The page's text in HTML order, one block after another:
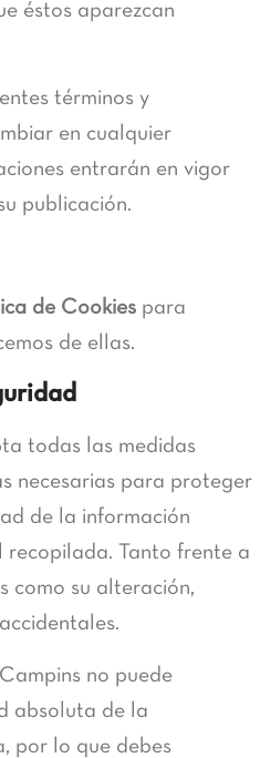
éstos aparezcan
términos y
en cualquier
entrarán en vigor
publicación.
de Cookies para
de ellas.
todas las medidas
necesarias para proteger
de la información
recopilada. Tanto frente a
como su alteración,
no puede
absoluta de la
por lo que debes